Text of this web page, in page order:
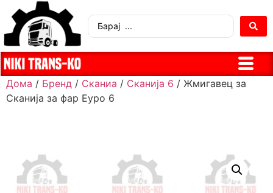
Дома / Бренд / Сканиа / Сканија 6 / Жмигавец за
Сканија за фар Еуро 6